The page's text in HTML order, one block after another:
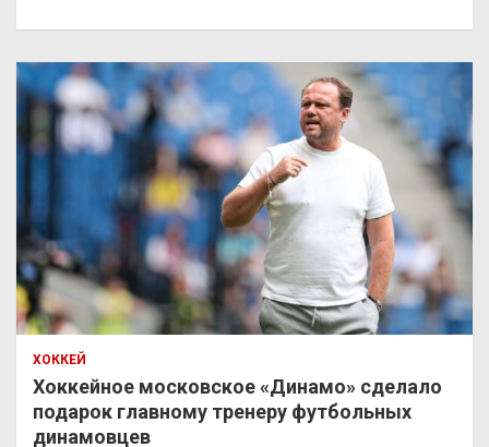
ХОККЕЙ
Хоккейное московское «Динамо» сделало
подарок главному тренеру футбольных
динамовцев